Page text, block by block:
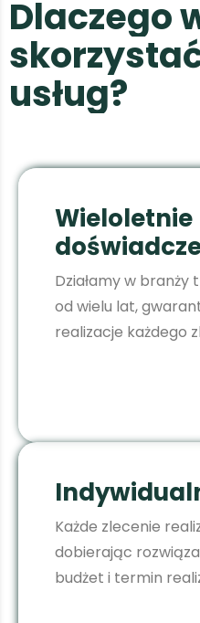
Dlaczego
skorzysta
usług?
Wieloletnie
Działamy w
od wielu lat,
realizacje każdego
Każde zlecenie
dobierając
budżet i termin